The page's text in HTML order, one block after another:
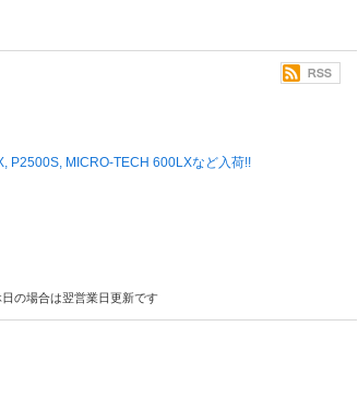
P2500S, MICRO-TECH 600LXなど入荷!!
の場合は翌営業日更新です